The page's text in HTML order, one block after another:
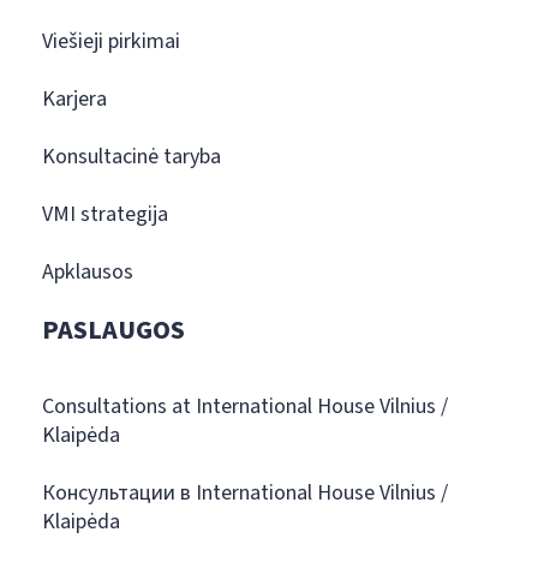
Viešieji pirkimai
Karjera
Konsultacinė taryba
VMI strategija
Apklausos
PASLAUGOS
Consultations at International House Vilnius /
Klaipėda
Консультации в International House Vilnius /
Klaipėda